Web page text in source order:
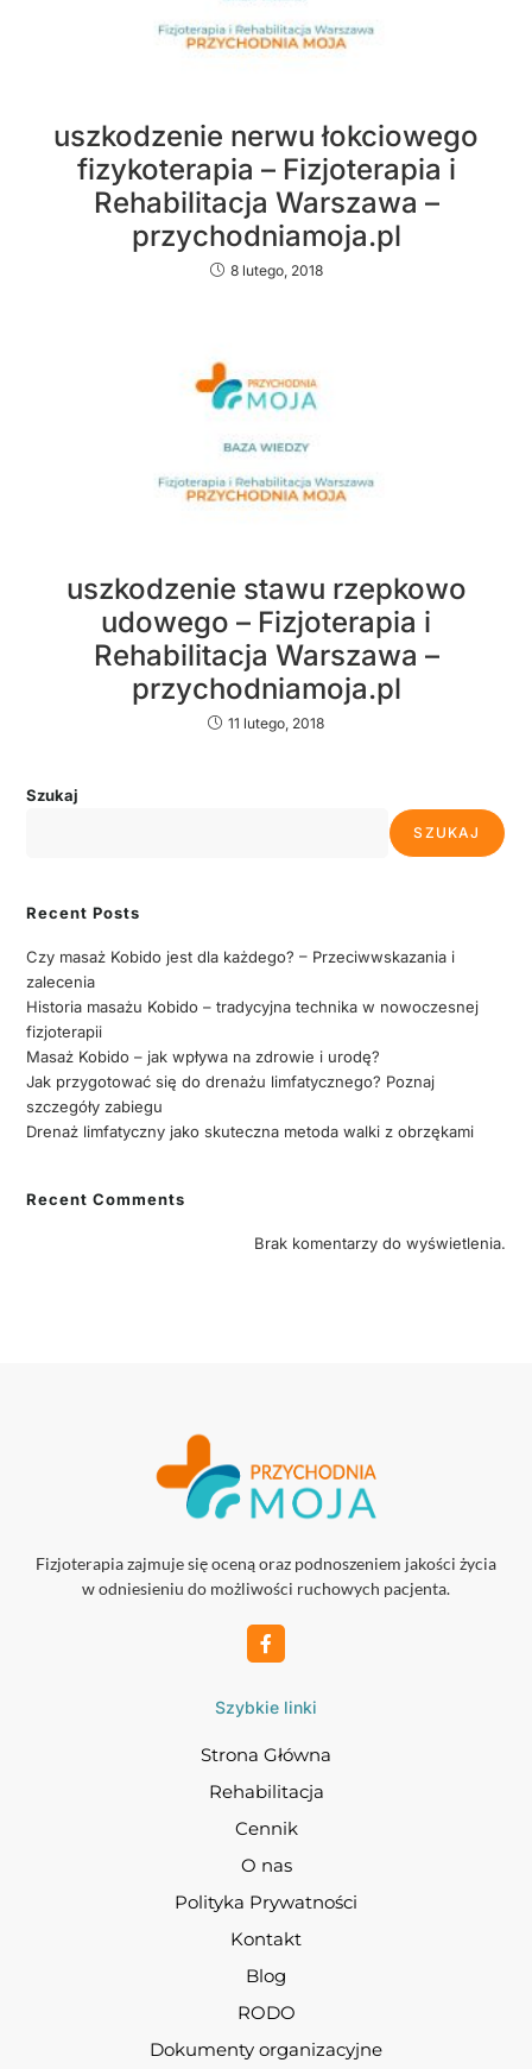
uszkodzenie nerwu łokciowego
fizykoterapia – Fizjoterapia i
Rehabilitacja Warszawa –
przychodniamoja.pl
8 lutego, 2018
uszkodzenie stawu rzepkowo
udowego – Fizjoterapia i
Rehabilitacja Warszawa –
przychodniamoja.pl
11 lutego, 2018
Szukaj
SZUKAJ
Recent Posts
Czy masaż Kobido jest dla każdego? – Przeciwwskazania i
zalecenia
Historia masażu Kobido – tradycyjna technika w nowoczesnej
fizjoterapii
Masaż Kobido – jak wpływa na zdrowie i urodę?
Jak przygotować się do drenażu limfatycznego? Poznaj
szczegóły zabiegu
Drenaż limfatyczny jako skuteczna metoda walki z obrzękami
Recent Comments
Brak komentarzy do wyświetlenia.
Fizjoterapia zajmuje się oceną oraz podnoszeniem jakości życia
w odniesieniu do możliwości ruchowych pacjenta.
Szybkie linki
Strona Główna
Rehabilitacja
Cennik
O nas
Polityka Prywatności
Kontakt
Blog
RODO
Dokumenty organizacyjne